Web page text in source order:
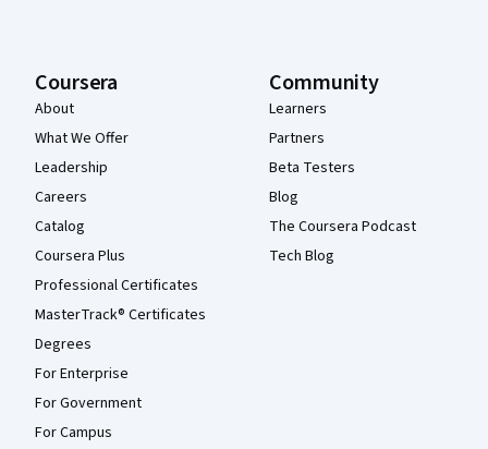
Coursera
About
What We Offer
Leadership
Careers
Catalog
Coursera Plus
Professional Certificates
MasterTrack® Certificates
Degrees
For Enterprise
For Government
For Campus
Community
Learners
Partners
Beta Testers
Blog
The Coursera Podcast
Tech Blog